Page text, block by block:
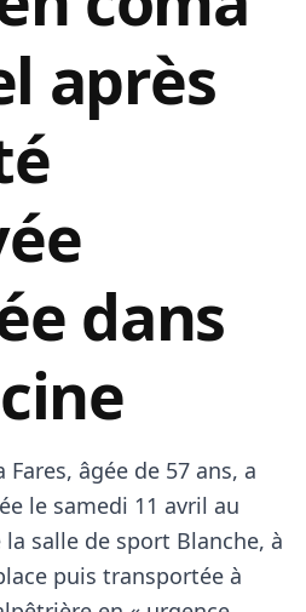
après
dans
âgée de 57 ans, a
le samedi 11 avril au
la salle de sport Blanche, à
puis transportée à